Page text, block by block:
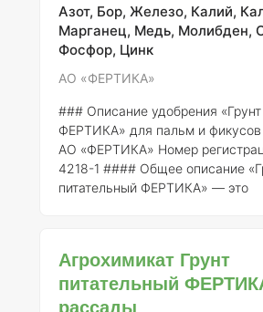
урожайности. ### Состав и концентрация
элементов Питательный грунт ФЕРТИКА
содержит
Азот, Бор, Железо, Калий,
Марганец, Медь, Молибден,
Фосфор, Цинк
АО «ФЕРТИКА»
### Описание удобрения
ФЕРТИКА» для пальм и фикусов
АО «ФЕРТИКА» Номер
4218-1 #### Общее описание «Грунт
питательный ФЕРТИКА» — это
как пальмы и фикусы. Удобрение
с учетом специфических
культур, что позволяет
Агрохимикат Грунт
питательный
рассады